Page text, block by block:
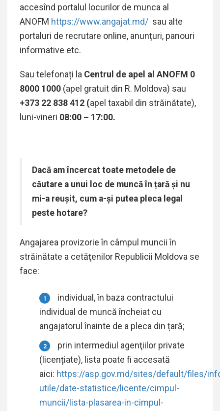
accesînd portalul locurilor de munca al
ANOFM https://www.angajat.md/ sau alte
portaluri de recrutare online, anunțuri, panouri
informative etc.
Sau telefonați la Centrul de apel al ANOFM 0
8000 1000 (apel gratuit din R. Moldova) sau
+373 22 838 412 (apel taxabil din străinătate),
luni-vineri 08:00 – 17:00.
Dacă am încercat toate metodele de
căutare a unui loc de muncă în țară și nu
mi-a reușit, cum a-și putea pleca legal
peste hotare?
Angajarea provizorie în câmpul muncii în
străinătate a cetăţenilor Republicii Moldova se
face:
individual, în baza contractului
individual de muncă încheiat cu
angajatorul înainte de a pleca din țară;
prin intermediul agenţiilor private
(licențiate), lista poate fi accesată
aici: https://asp.gov.md/sites/default/files/
utile/date-statistice/licente/cimpul-
muncii/lista-plasarea-in-cimpul-